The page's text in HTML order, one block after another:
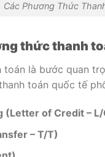
Các Phương Thức
thức thanh
là bước quan
toán quốc tế
(Letter of Credit – L/
– T/T)